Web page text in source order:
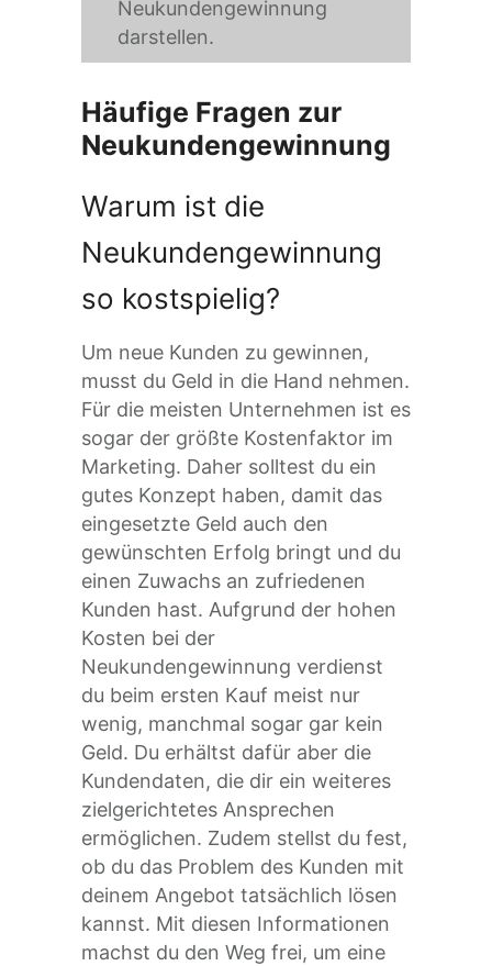
Neukundengewinnung
darstellen.
Häufige Fragen zur
Neukundengewinnung
Warum ist die
Neukundengewinnung
so kostspielig?
Um neue Kunden zu gewinnen,
musst du Geld in die Hand nehmen.
Für die meisten Unternehmen ist es
sogar der größte Kostenfaktor im
Marketing. Daher solltest du ein
gutes Konzept haben, damit das
eingesetzte Geld auch den
gewünschten Erfolg bringt und du
einen Zuwachs an zufriedenen
Kunden hast. Aufgrund der hohen
Kosten bei der
Neukundengewinnung verdienst
du beim ersten Kauf meist nur
wenig, manchmal sogar gar kein
Geld. Du erhältst dafür aber die
Kundendaten, die dir ein weiteres
zielgerichtetes Ansprechen
ermöglichen. Zudem stellst du fest,
ob du das Problem des Kunden mit
deinem Angebot tatsächlich lösen
kannst. Mit diesen Informationen
machst du den Weg frei, um eine